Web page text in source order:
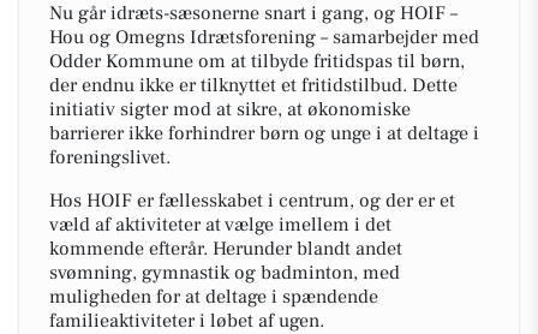
Nu går idræts-sæsonerne snart i gang, og HOIF –
Hou og Omegns Idrætsforening – samarbejder med
Odder Kommune om at tilbyde fritidspas til børn,
der endnu ikke er tilknyttet et fritidstilbud. Dette
initiativ sigter mod at sikre, at økonomiske
barrierer ikke forhindrer børn og unge i at deltage i
foreningslivet.
Hos HOIF er fællesskabet i centrum, og der er et
væld af aktiviteter at vælge imellem i det
kommende efterår. Herunder blandt andet
svømning, gymnastik og badminton, med
muligheden for at deltage i spændende
familieaktiviteter i løbet af ugen.